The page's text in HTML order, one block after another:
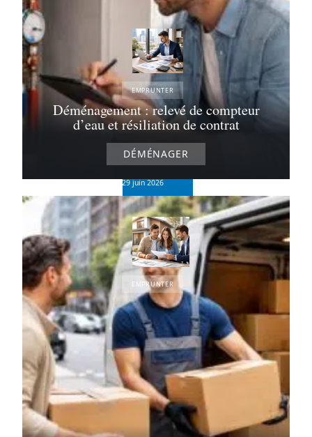
Déménagement : relevé de compteur
d’eau et résiliation de contrat
DÉMÉNAGER
EMPRUNTER
Quel salaire
pour
emprunter
150 000
euros sur 25
ans ?
29 juin 2026
EMPRUNTER
Le
fonctionnement
du PTZ en
location-
accession pour
les jeunes
23 juin 2026